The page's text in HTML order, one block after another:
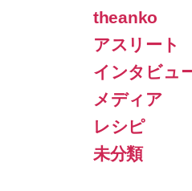
theanko
アスリート
インタビュ
メディア
レシピ
未分類